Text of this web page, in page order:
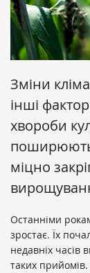
Зміни
інші
хвороби
міцно
Останніми
зростає. Їх
недавніх часів
таких прийомів.